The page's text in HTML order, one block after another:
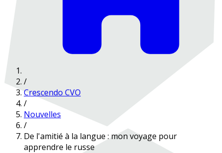
/
Crescendo CVO
/
Nouvelles
/
De l'amitié à la langue : mon voyage pour
apprendre le russe